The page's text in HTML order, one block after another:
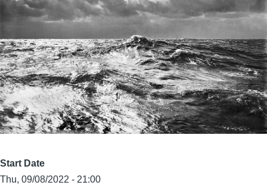
Start Date
Thu, 09/08/2022 - 21:00